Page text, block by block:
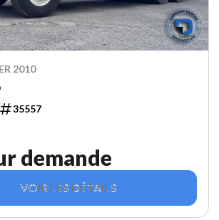
2010
35557
demande
VOIR LES DÉTAILS